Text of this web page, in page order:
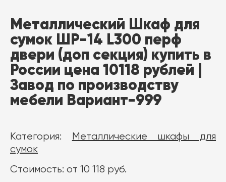
Металлический Шкаф для
сумок ШР-14 L300 перф
двери (доп секция) купить в
России цена 10118 рублей |
Завод по производству
мебели Вариант-999
Категория:
Металлические шкафы для
сумок
Стоимость: от 10 118 руб.